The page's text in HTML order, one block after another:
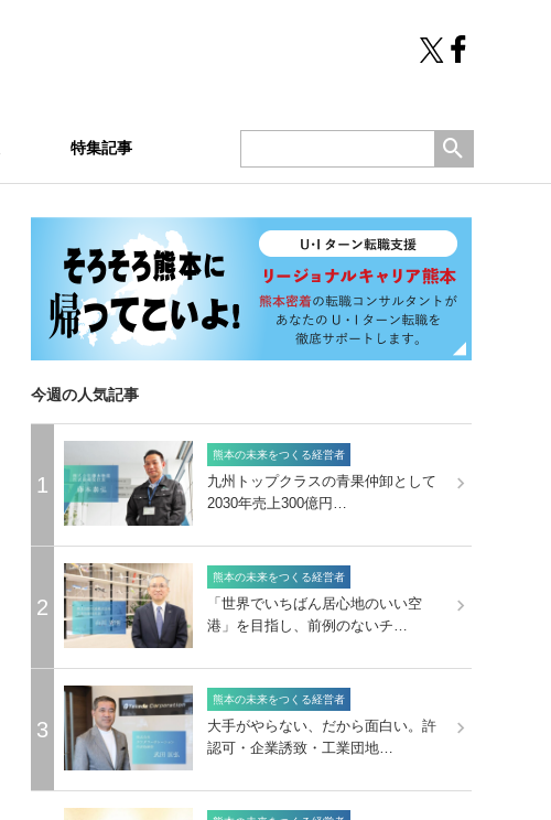
特集記事
今週の人気記事
1
熊本の未来をつくる経営者
九州トップクラスの青果仲卸として
2030年売上300億円…
2
熊本の未来をつくる経営者
「世界でいちばん居心地のいい空
港」を目指し、前例のないチ…
3
熊本の未来をつくる経営者
大手がやらない、だから面白い。許
認可・企業誘致・工業団地…